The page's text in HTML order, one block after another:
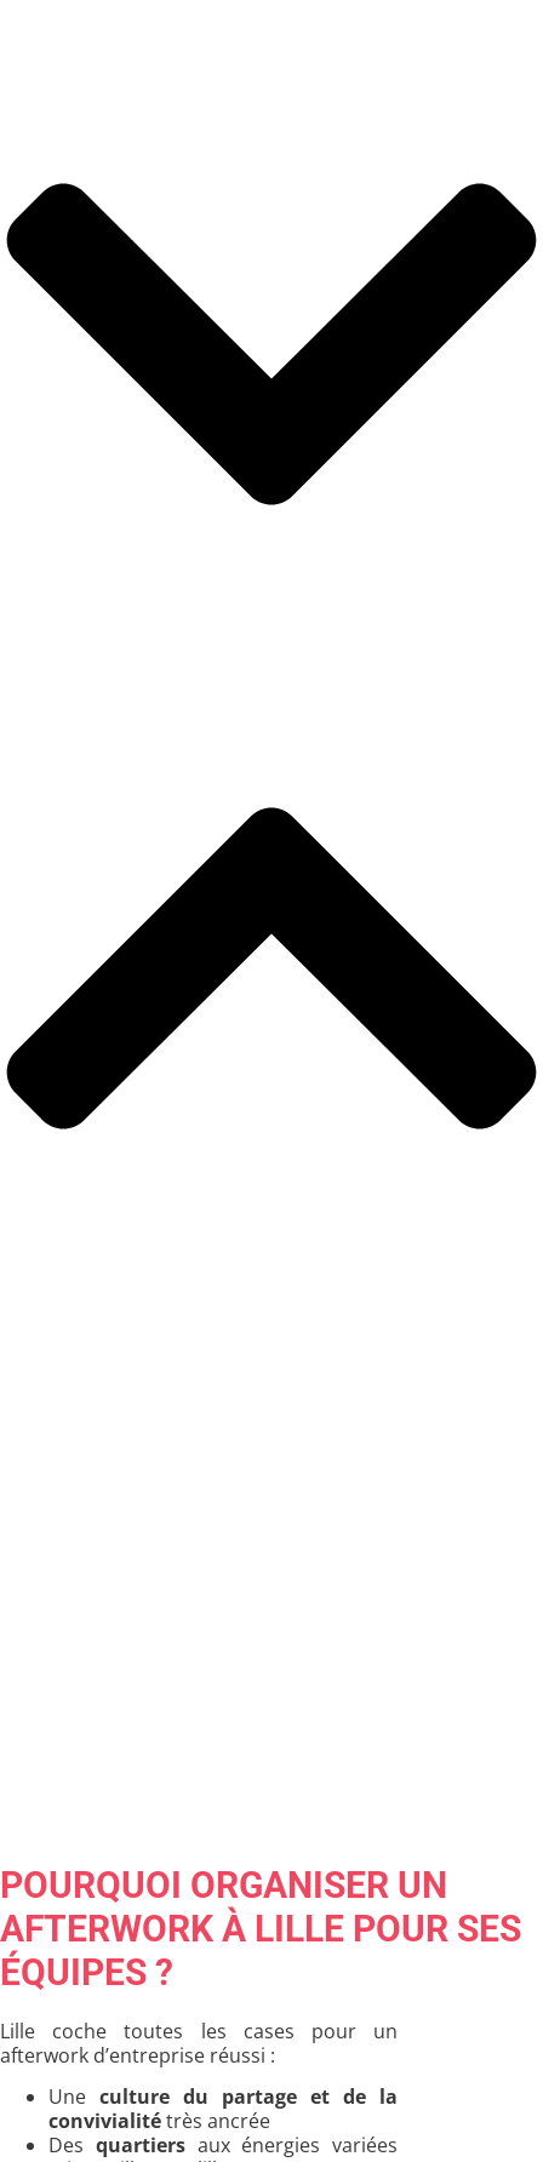
POURQUOI ORGANISER UN
AFTERWORK À LILLE POUR SES
ÉQUIPES ?
Lille coche toutes les cases pour un
afterwork d’entreprise réussi :
Une culture du partage et de la
convivialitétrès ancrée
Des quartiers aux énergies variées